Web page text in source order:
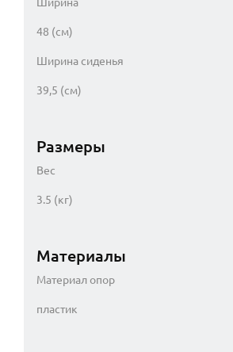
48 (см)
Ширина сиденья
39,5 (см)
Размеры
Вес
3.5 (кг)
Материалы
Материал опор
пластик